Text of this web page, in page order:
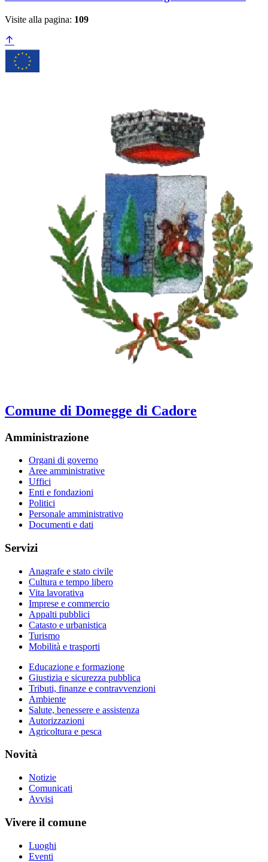
Visite alla pagina: 109
Comune di Domegge di Cadore
Amministrazione
Organi di governo
Aree amministrative
Uffici
Enti e fondazioni
Politici
Personale amministrativo
Documenti e dati
Servizi
Anagrafe e stato civile
Cultura e tempo libero
Vita lavorativa
Imprese e commercio
Appalti pubblici
Catasto e urbanistica
Turismo
Mobilità e trasporti
Educazione e formazione
Giustizia e sicurezza pubblica
Tributi, finanze e contravvenzioni
Ambiente
Salute, benessere e assistenza
Autorizzazioni
Agricoltura e pesca
Novità
Notizie
Comunicati
Avvisi
Vivere il comune
Luoghi
Eventi